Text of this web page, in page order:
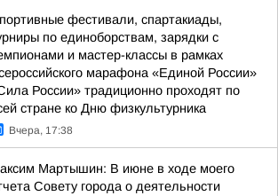
фестивали, спартакиады,
по единоборствам, зарядки с
и мастер-классы в рамках
марафона «Единой России»
России» традиционно проходят по
стране ко Дню физкультурника
Вчера, 17:38
Мартышин: В июне в ходе моего
Совету города о деятельности